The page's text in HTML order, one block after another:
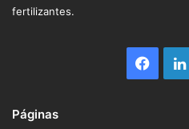
fertilizantes.
Páginas